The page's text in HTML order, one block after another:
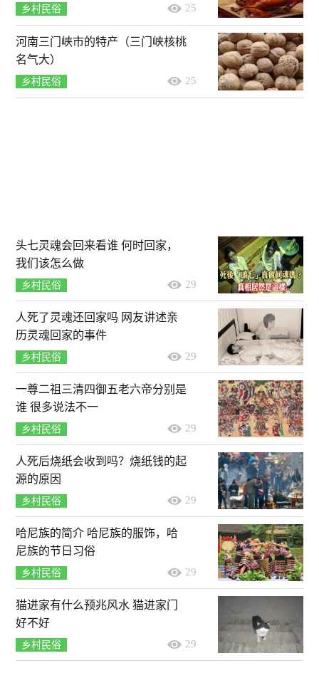
乡村民俗 25
河南三门峡市的特产（三门峡核桃
名气大）
乡村民俗 25
头七灵魂会回来看谁 何时回家，
我们该怎么做
乡村民俗 29
人死了灵魂还回家吗 网友讲述亲
历灵魂回家的事件
乡村民俗 29
一尊二祖三清四御五老六帝分别是
谁 很多说法不一
乡村民俗 29
人死后烧纸会收到吗？烧纸钱的起
源的原因
乡村民俗 29
哈尼族的简介 哈尼族的服饰，哈
尼族的节日习俗
乡村民俗 29
猫进家有什么预兆风水 猫进家门
好不好
乡村民俗 29